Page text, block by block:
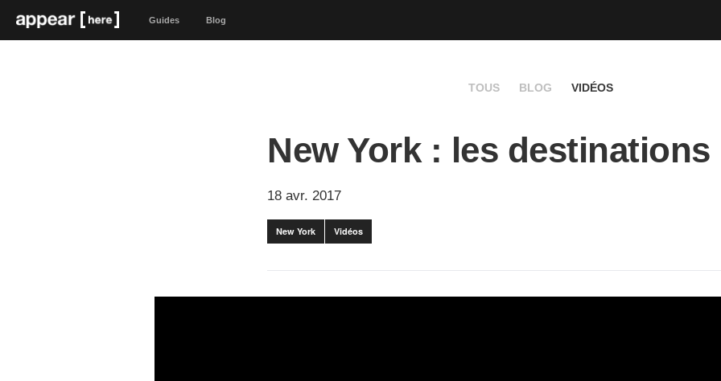
Guides Blog
TOUS BLOG VIDÉOS
New York : les destinations
18 avr. 2017
New York Vidéos